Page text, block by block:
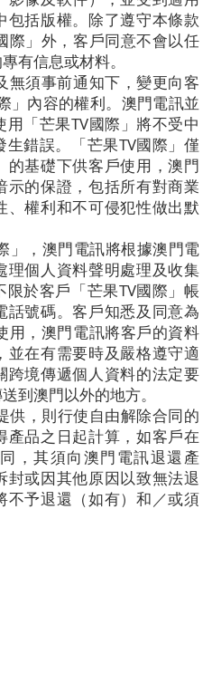
包括版權。除了遵守本條款
際」外，客戶同意不會以任
有信息或材料。
無須事前通知下，變更向客
」內容的權利。澳門電訊並
用「芒果TV國際」將不受中
生錯誤。「芒果TV國際」僅
的基礎下供客戶使用，澳門
示的保證，包括所有對商業
、權利和不可侵犯性做出默
」，澳門電訊將根據澳門電
理個人資料聲明處理及收集
限於客戶「芒果TV國際」帳
話號碼。客戶知悉及同意為
用，澳門電訊將客戶的資料
並在有需要時及嚴格遵守適
跨境傳遞個人資料的法定要
到澳門以外的地方。
供，則行使自由解除合同的
產品之日起計算，如客戶在
，其須向澳門電訊退還產
封或因其他原因以致無法退
不予退還（如有）和／或須